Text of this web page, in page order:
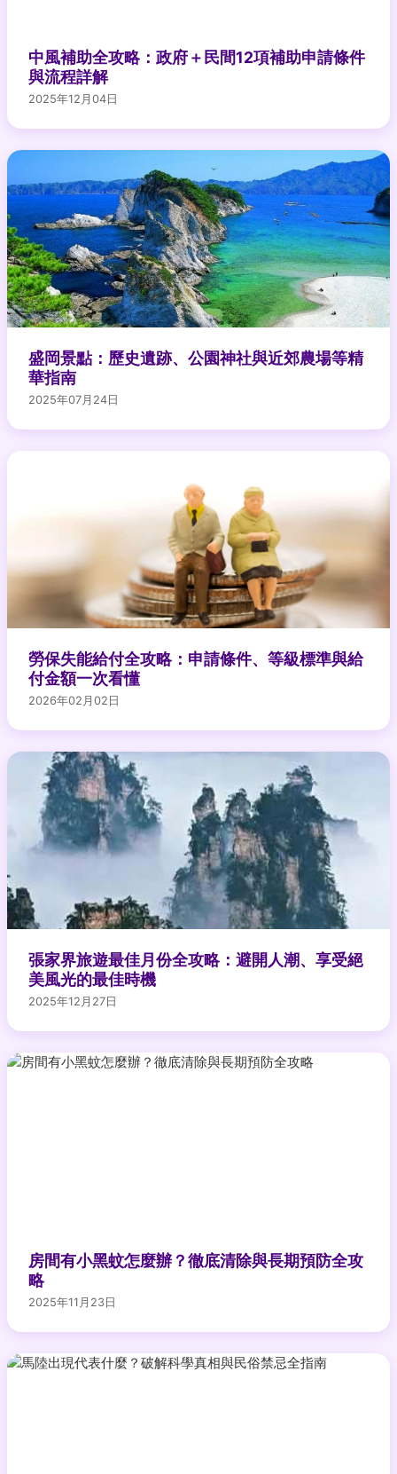
中風補助全攻略：政府＋民間12項補助申請條件
與流程詳解
2025年12月04日
盛岡景點：歷史遺跡、公園神社與近郊農場等精
華指南
2025年07月24日
勞保失能給付全攻略：申請條件、等級標準與給
付金額一次看懂
2026年02月02日
張家界旅遊最佳月份全攻略：避開人潮、享受絕
美風光的最佳時機
2025年12月27日
房間有小黑蚊怎麼辦？徹底清除與長期預防全攻
略
2025年11月23日